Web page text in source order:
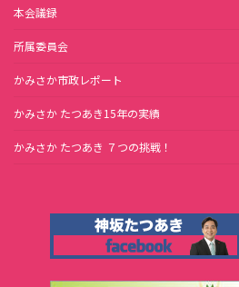
本会議録
所属委員会
かみさか市政レポート
かみさか たつあき15年の実績
かみさか たつあき ７つの挑戦！